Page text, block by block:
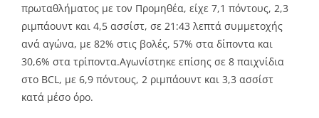
πρωταθλήματος με τον Προμηθέα, είχε 7,1 πόντους, 2,3
ριμπάουντ και 4,5 ασσίστ, σε 21:43 λεπτά συμμετοχής
ανά αγώνα, με 82% στις βολές, 57% στα δίποντα και
30,6% στα τρίποντα.Αγωνίστηκε επίσης σε 8 παιχνίδια
στο BCL, με 6,9 πόντους, 2 ριμπάουντ και 3,3 ασσίστ
κατά μέσο όρο.